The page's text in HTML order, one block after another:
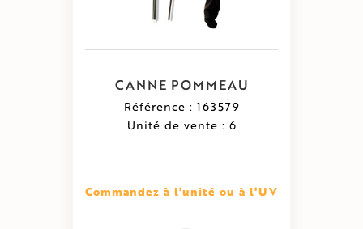
CANNE POMMEAU
Référence : 163579
Unité de vente : 6
Commandez à l'unité ou à l'UV